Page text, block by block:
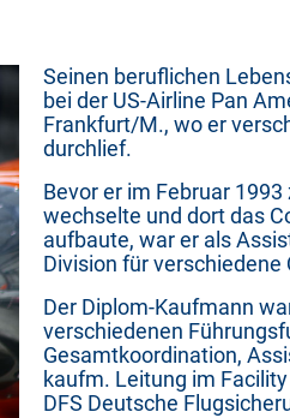
Seinen beruflichen
bei der US-Airline Pan
Frankfurt/M., wo er
durchlief.
Bevor er im Februar
wechselte und dort das
aufbaute, war er als
Division für
Der Diplom-Kaufmann
verschiedenen
Gesamtkoordination,
kaufm. Leitung im
DFS Deutsche